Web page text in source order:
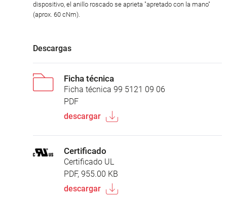
dispositivo, el anillo roscado se aprieta "apretado con la mano"
(aprox. 60 cNm).
Descargas
Ficha técnica
Ficha técnica 99 5121 09 06
PDF
descargar
Certificado
Certificado UL
PDF, 955.00 KB
descargar